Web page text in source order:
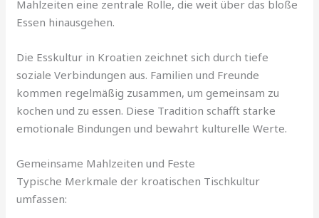
Mahlzeiten eine zentrale Rolle, die weit über das bloße
Essen hinausgehen.
Die Esskultur in Kroatien zeichnet sich durch tiefe
soziale Verbindungen aus. Familien und Freunde
kommen regelmäßig zusammen, um gemeinsam zu
kochen und zu essen. Diese Tradition schafft starke
emotionale Bindungen und bewahrt kulturelle Werte.
Gemeinsame Mahlzeiten und Feste
Typische Merkmale der kroatischen Tischkultur
umfassen: